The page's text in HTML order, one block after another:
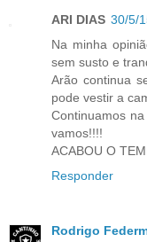
ARI DIAS 30/5/
Na minha
sem susto e
Arão continua
pode vestir a
Continuamos
vamos!!!!
ACABOU O
Responder
Rodrigo